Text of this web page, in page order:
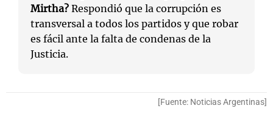
Mirtha? Respondió que la corrupción es
transversal a todos los partidos y que robar
es fácil ante la falta de condenas de la
Justicia.
[Fuente: Noticias Argentinas]